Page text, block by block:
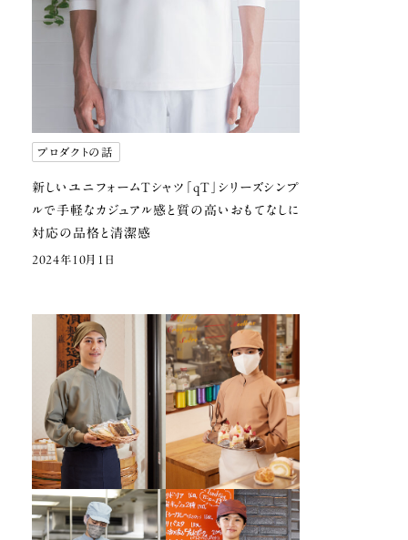
プロダクトの話
新しいユニフォームTシャツ「qT」シリーズシンプ
ルで手軽なカジュアル感と 質の高いおもてなしに
対応の品格と清潔感
2024年10月1日